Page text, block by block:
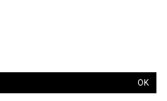
OK